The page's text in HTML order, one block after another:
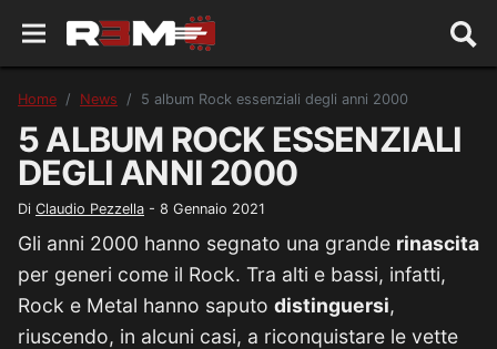
Home News 5 album Rock essenziali degli anni 2000
5 ALBUM ROCK ESSENZIALI
DEGLI ANNI 2000
Di Claudio Pezzella - 8 Gennaio 2021
Gli anni 2000 hanno segnato una grande rinascita
per generi come il Rock. Tra alti e bassi, infatti,
Rock e Metal hanno saputo distinguersi,
riuscendo, in alcuni casi, a riconquistare le vette